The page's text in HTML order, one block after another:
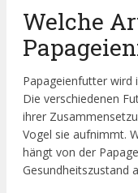
Welche
Papageienfutter wird
Die verschiedenen
ihrer
Vogel sie aufnimmt.
hängt von der
Gesundheitszustand